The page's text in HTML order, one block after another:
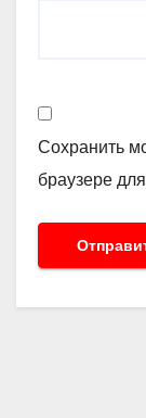
Сохранить
браузере